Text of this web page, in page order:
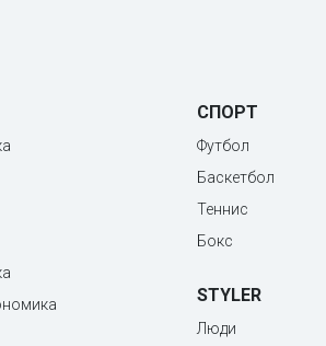
СПОРТ
Футбол
Баскетбол
Теннис
Бокс
STYLER
Люди